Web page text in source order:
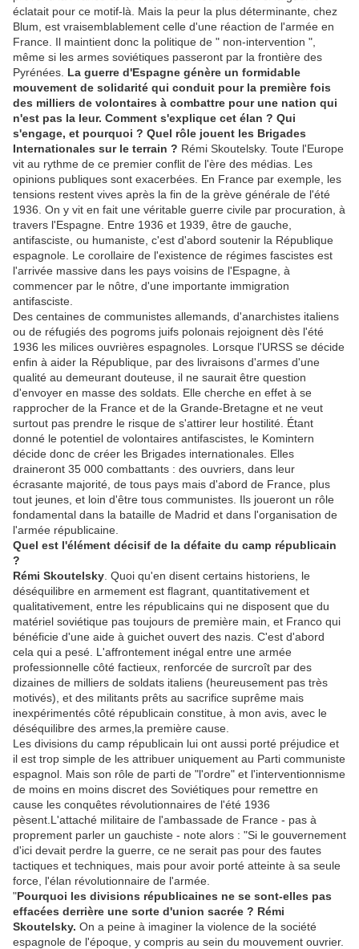
éclatait pour ce motif-là. Mais la peur la plus déterminante, chez
Blum, est vraisemblablement celle d'une réaction de l'armée en
France. Il maintient donc la politique de " non-intervention ",
même si les armes soviétiques passeront par la frontière des
Pyrénées. La guerre d'Espagne génère un formidable
mouvement de solidarité qui conduit pour la première fois
des milliers de volontaires à combattre pour une nation qui
n'est pas la leur. Comment s'explique cet élan ? Qui
s'engage, et pourquoi ? Quel rôle jouent les Brigades
Internationales sur le terrain ? Rémi Skoutelsky. Toute l'Europe
vit au rythme de ce premier conflit de l'ère des médias. Les
opinions publiques sont exacerbées. En France par exemple, les
tensions restent vives après la fin de la grève générale de l'été
1936. On y vit en fait une véritable guerre civile par procuration, à
travers l'Espagne. Entre 1936 et 1939, être de gauche,
antifasciste, ou humaniste, c'est d'abord soutenir la République
espagnole. Le corollaire de l'existence de régimes fascistes est
l'arrivée massive dans les pays voisins de l'Espagne, à
commencer par le nôtre, d'une importante immigration
antifasciste.
Des centaines de communistes allemands, d'anarchistes italiens
ou de réfugiés des pogroms juifs polonais rejoignent dès l'été
1936 les milices ouvrières espagnoles. Lorsque l'URSS se décide
enfin à aider la République, par des livraisons d'armes d'une
qualité au demeurant douteuse, il ne saurait être question
d'envoyer en masse des soldats. Elle cherche en effet à se
rapprocher de la France et de la Grande-Bretagne et ne veut
surtout pas prendre le risque de s'attirer leur hostilité. Étant
donné le potentiel de volontaires antifascistes, le Komintern
décide donc de créer les Brigades internationales. Elles
draineront 35 000 combattants : des ouvriers, dans leur
écrasante majorité, de tous pays mais d'abord de France, plus
tout jeunes, et loin d'être tous communistes. Ils joueront un rôle
fondamental dans la bataille de Madrid et dans l'organisation de
l'armée républicaine.
Quel est l'élément décisif de la défaite du camp républicain
?
Rémi Skoutelsky . Quoi qu'en disent certains historiens, le
déséquilibre en armement est flagrant, quantitativement et
qualitativement, entre les républicains qui ne disposent que du
matériel soviétique pas toujours de première main, et Franco qui
bénéficie d'une aide à guichet ouvert des nazis. C'est d'abord
cela qui a pesé. L'affrontement inégal entre une armée
professionnelle côté factieux, renforcée de surcroît par des
dizaines de milliers de soldats italiens (heureusement pas très
motivés), et des militants prêts au sacrifice suprême mais
inexpérimentés côté républicain constitue, à mon avis, avec le
déséquilibre des armes,la première cause.
Les divisions du camp républicain lui ont aussi porté préjudice et
il est trop simple de les attribuer uniquement au Parti communiste
espagnol. Mais son rôle de parti de "l'ordre" et l'interventionnisme
de moins en moins discret des Soviétiques pour remettre en
cause les conquêtes révolutionnaires de l'été 1936
pèsent.L'attaché militaire de l'ambassade de France - pas à
proprement parler un gauchiste - note alors : "Si le gouvernement
d'ici devait perdre la guerre, ce ne serait pas pour des fautes
tactiques et techniques, mais pour avoir porté atteinte à sa seule
force, l'élan révolutionnaire de l'armée.
"Pourquoi les divisions républicaines ne se sont-elles pas
effacées derrière une sorte d'union sacrée ? Rémi
Skoutelsky. On a peine à imaginer la violence de la société
espagnole de l'époque, y compris au sein du mouvement ouvrier.